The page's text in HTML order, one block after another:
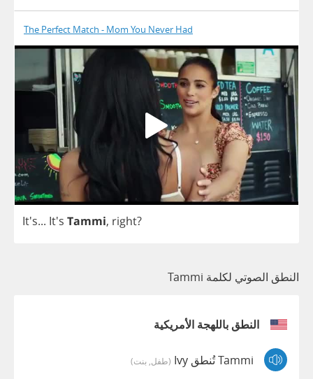
The Perfect Match - Mom You Never Had
It's... It's Tammi, right?
النطق الصوتي لكلمة Tammi
النطق باللهجة الأمريكية
Tammi تُنطق Ivy (طفل, بنت)